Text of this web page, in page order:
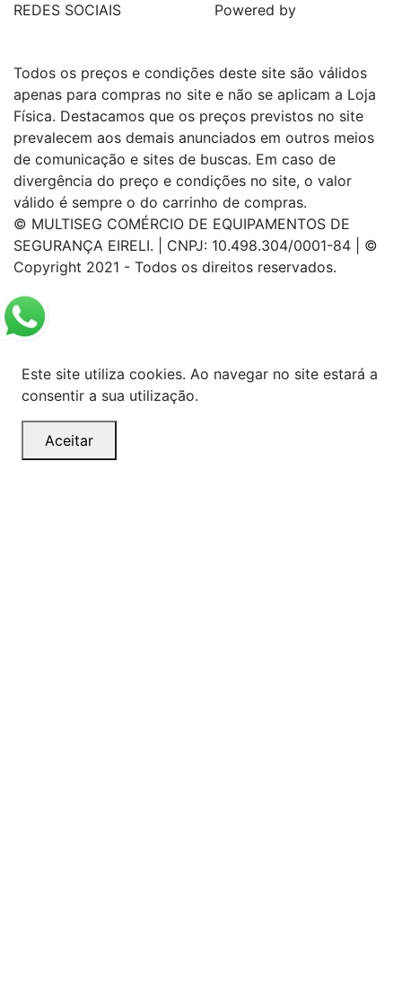
REDES SOCIAIS Powered by
Todos os preços e condições deste site são válidos
apenas para compras no site e não se aplicam a Loja
Física. Destacamos que os preços previstos no site
prevalecem aos demais anunciados em outros meios
de comunicação e sites de buscas. Em caso de
divergência do preço e condições no site, o valor
válido é sempre o do carrinho de compras.
© MULTISEG COMÉRCIO DE EQUIPAMENTOS DE
SEGURANÇA EIRELI. | CNPJ: 10.498.304/0001-84 | ©
Copyright 2021 - Todos os direitos reservados.
Este site utiliza cookies. Ao navegar no site estará a
consentir a sua utilização.
Aceitar